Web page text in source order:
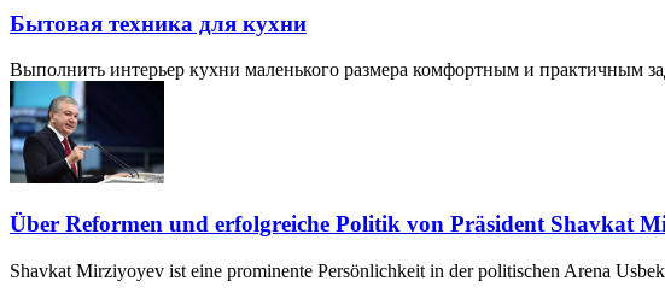
Бытовая техника для кухни
Выполнить интерьер кухни маленького размера комфортным и практичным
Über Reformen und erfolgreiche Politik von Präsident Shavkat
Shavkat Mirziyoyev ist eine prominente Persönlichkeit in der politischen Arena